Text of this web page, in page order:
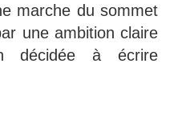
marche du sommet
une ambition claire
décidée à écrire